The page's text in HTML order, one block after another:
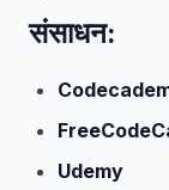
संसाधन:
Udemy